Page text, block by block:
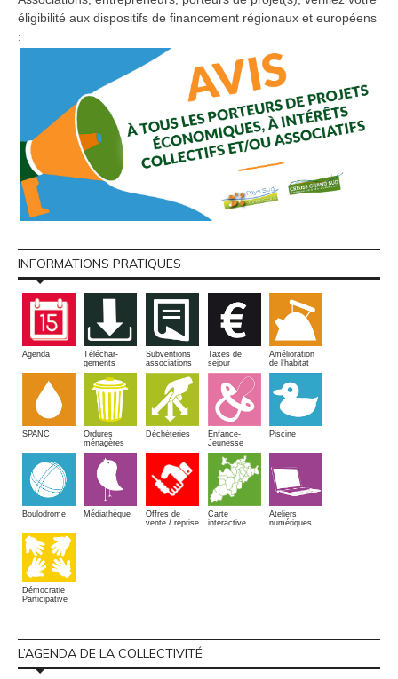
éligibilité aux dispositifs de financement régionaux et européens
:
INFORMATIONS PRATIQUES
Agenda
Téléchar-
gements
Subventions
associations
Taxes de
sejour
Amélioration
de l'habitat
SPANC
Ordures
ménagères
Déchèteries
Enfance-
Jeunesse
Piscine
Boulodrome Médiathèque
Offres de
vente / reprise
Carte
interactive
Ateliers
numériques
Démocratie
Participative
L’AGENDA DE LA COLLECTIVITÉ